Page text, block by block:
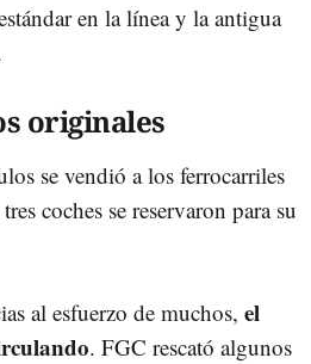
en la línea y la antigua
originales
se vendió a los ferrocarriles
coches se reservaron para su
al esfuerzo de muchos, el
. FGC rescató algunos